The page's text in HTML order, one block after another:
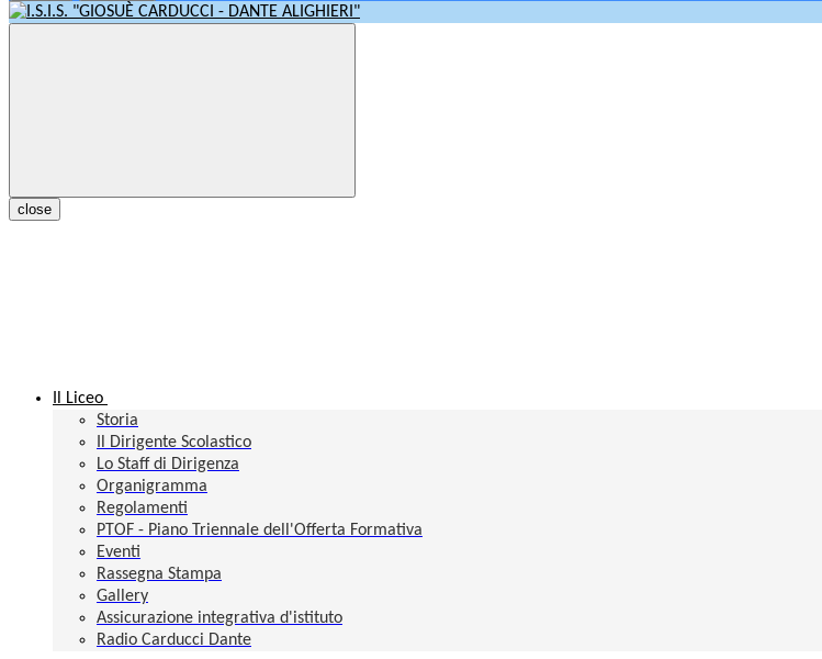
close
Il Liceo
Storia
Il Dirigente Scolastico
Lo Staff di Dirigenza
Organigramma
Regolamenti
PTOF - Piano Triennale dell'Offerta Formativa
Eventi
Rassegna Stampa
Gallery
Assicurazione integrativa d'istituto
Radio Carducci Dante